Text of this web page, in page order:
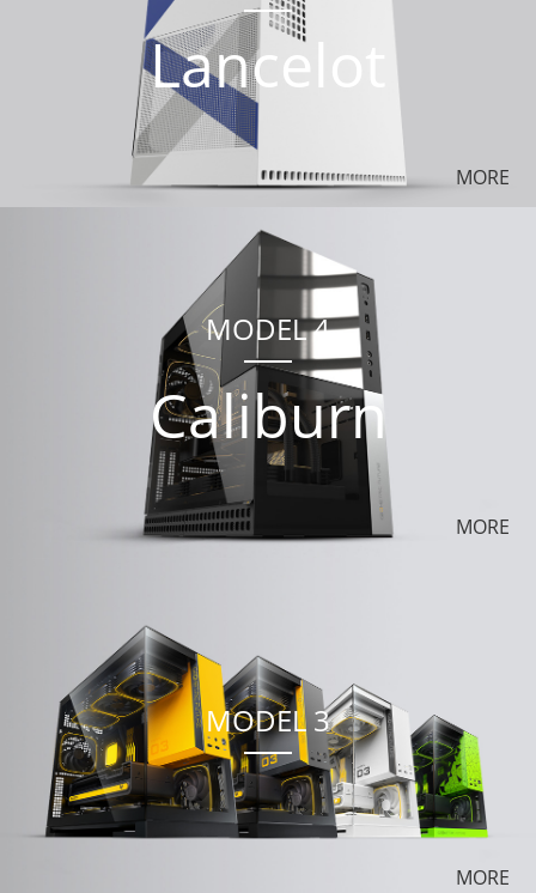
Lancelot
MORE
MODEL 4
Caliburn
MORE
MODEL 3
MORE